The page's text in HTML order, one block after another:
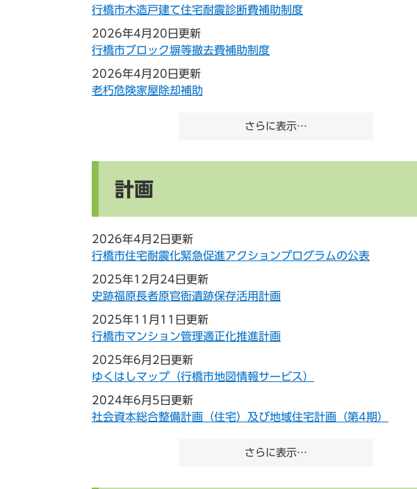
行橋市木造戸建て住宅耐震診断費補助制度
2026年4月20日更新
行橋市ブロック塀等撤去費補助制度
2026年4月20日更新
老朽危険家屋除却補助
さらに表示…
計画
2026年4月2日更新
行橋市住宅耐震化緊急促進アクションプログラムの公表
2025年12月24日更新
史跡福原長者原官衙遺跡保存活用計画
2025年11月11日更新
行橋市マンション管理適正化推進計画
2025年6月2日更新
ゆくはしマップ（行橋市地図情報サービス）
2024年6月5日更新
社会資本総合整備計画（住宅）及び地域住宅計画（第4期）
さらに表示…